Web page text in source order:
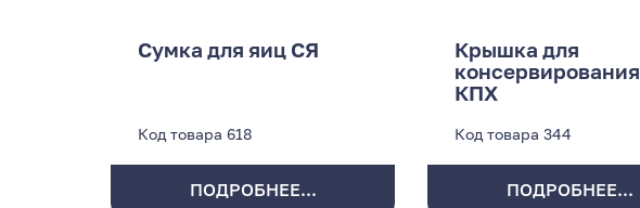
Сумка для яиц СЯ
Код товара 618
ПОДРОБНЕЕ...
Крышка для
консервирования
КПХ
Код товара 344
ПОДРОБНЕЕ...